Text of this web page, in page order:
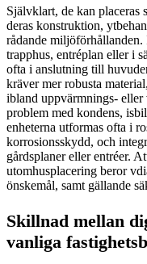
Självklart, de kan placeras
deras konstruktion,
rådande
trapphus, entréplan eller i
ofta i anslutning till
kräver mer robusta
ibland uppvärmnings-
problem med kondens,
enheterna utformas ofta i
korrosionsskydd, och
gårdsplaner eller entréer.
utomhusplacering beror
önskemål, samt gällande
Skillnad mellan
vanliga